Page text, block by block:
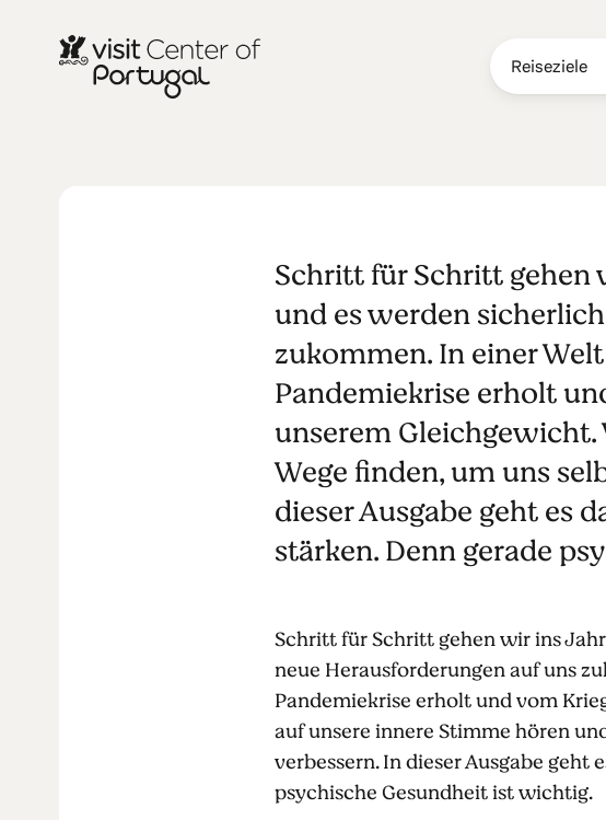
Reiseziele
Boosting 2023
Schritt für Schritt gehen
und es werden
zukommen. In einer
Pandemiekrise erholt
unserem
Wege finden, um uns
dieser Ausgabe geht es
stärken. Denn gerade
Schritt für Schritt gehen wir ins
neue Herausforderungen auf uns
Pandemiekrise erholt und vom
auf unsere innere Stimme hören
verbessern. In dieser Ausgabe geht
psychische Gesundheit ist wichtig.